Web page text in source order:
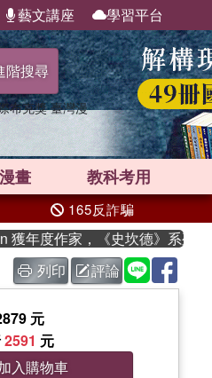
藝文講座 學習平台
階搜尋
布克獎 臺灣漫
漫畫 教科考用
165反詐騙
度作家，《史坎德》系列帶你踏
列印 評論
元
2591 元
入購物車